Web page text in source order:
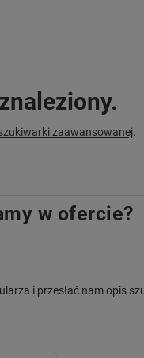
zaawansowanej.
w ofercie?
i przesłać nam opis